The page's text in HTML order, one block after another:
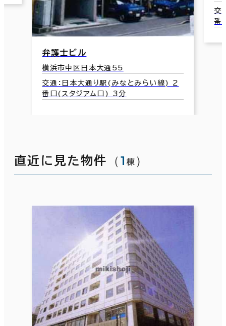
弁護士ビル
横浜市中区日本大通55
交通：日本大通り駅(みなとみらい線) 2
番口(スタジアム口) 3分
交
番
直近に見た物件 （1 棟 ）